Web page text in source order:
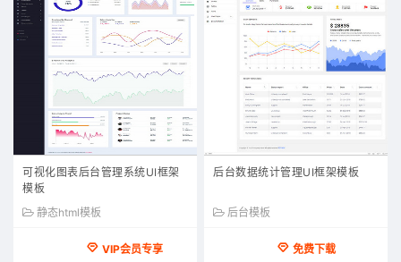
可视化图表后台管理系统UI框架
模板
静态html模板
VIP会员专享
后台数据统计管理UI框架模板
后台模板
免费下载